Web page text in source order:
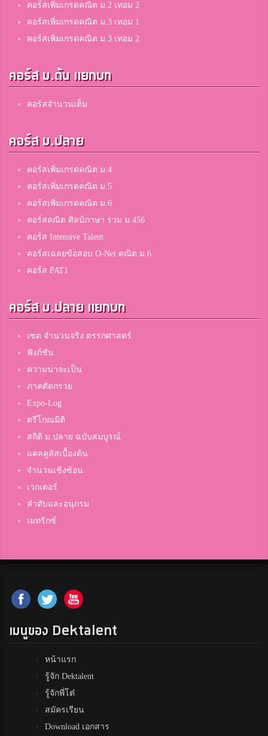
คอร์สเพิ่มเกรดคณิต ม.2 เทอม 2
คอร์สเพิ่มเกรดคณิต ม.3 เทอม 1
คอร์สเพิ่มเกรดคณิต ม.3 เทอม 2
คอร์ส ม.ต้น แยกบท
คอร์สจำนวนเต็ม
คอร์ส ม.ปลาย
คอร์สเพิ่มเกรดคณิต ม.4
คอร์สเพิ่มเกรดคณิต ม.5
คอร์สเพิ่มเกรดคณิต ม.6
คอร์สคณิต ศิลป์ภาษา รวม ม.456
คอร์ส Intensive Talent
คอร์สเฉลยข้อสอบ O-Net คณิต ม.6
คอร์ส PAT1
คอร์ส ม.ปลาย แยกบท
เซต จำนวนจริง ตรรกศาสตร์
ฟังก์ชัน
ความน่าจะเป็น
ภาคตัดกรวย
Expo-Log
ตรีโกณมิติ
สถิติ ม.ปลาย ฉบับสมบูรณ์
แคลคูลัสเบื้องต้น
จำนวนเชิงซ้อน
เวกเตอร์
ลำดับและอนุกรม
เมทริกซ์
เมนูของ Dektalent
หน้าแรก
รู้จัก Dektalent
รู้จักพี่โต๋
สมัครเรียน
Download เอกสาร